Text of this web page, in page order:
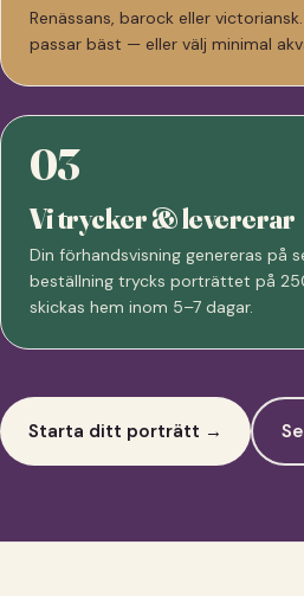
Renässans, barock eller
passar bäst — eller välj minimal
03
Vi trycker & levererar
Din förhandsvisning genereras på
beställning trycks porträttet på
skickas hem inom 5–7 dagar.
Starta ditt porträtt →